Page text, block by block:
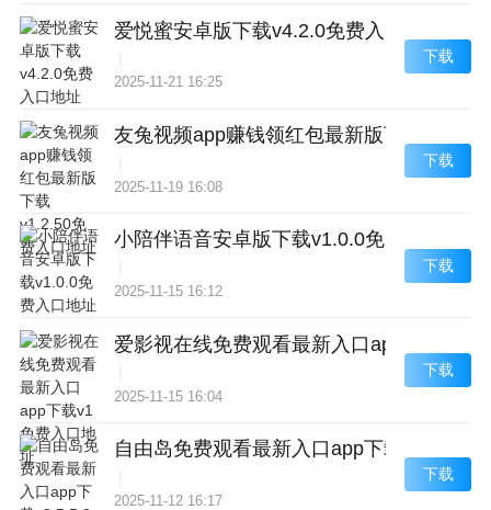
爱悦蜜安卓版下载v4.2.0免费入口地址
2025-11-21 16:25
下载
友兔视频app赚钱领红包最新版下载
2025-11-19 16:08
下载
小陪伴语音安卓版下载v1.0.0免费入口地址
2025-11-15 16:12
下载
爱影视在线免费观看最新入口app下载v1免
2025-11-15 16:04
下载
自由岛免费观看最新入口app下载v3.5.5.0
2025-11-12 16:17
下载